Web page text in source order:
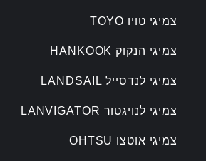
צמיגי טויו TOYO
צמיגי הנקוק HANKOOK
צמיגי לנדסייל LANDSAIL
צמיגי לנויגטור LANVIGATOR
צמיגי אוטצו OHTSU